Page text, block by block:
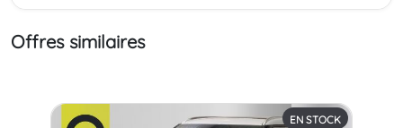
Offres similaires
EN STOCK